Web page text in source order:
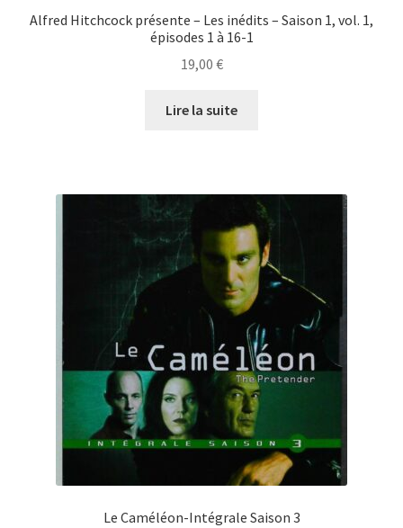
Alfred Hitchcock présente – Les inédits – Saison 1, vol. 1,
épisodes 1 à 16-1
19,00 €
Lire la suite
Le Caméléon-Intégrale Saison 3